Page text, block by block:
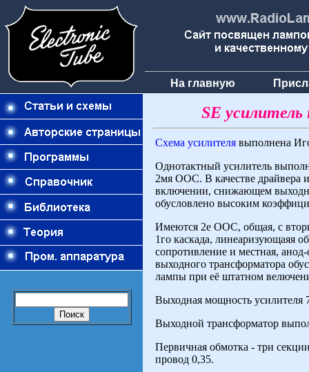
На главную
SE
Схема усилителя выполнена
Однотактный усилитель
2мя ООС. В качестве драйвера
включении, снижающем
обусловлено высоким
Имеются 2е ООС, общая, с
1го каскада, линеаризующаяя
сопротивление и местная,
выходного трансформатора
лампы при её штатном
Выходная мощность усилителя
Выходной трансформатор
Первичная обмотка - три
провод 0,35.